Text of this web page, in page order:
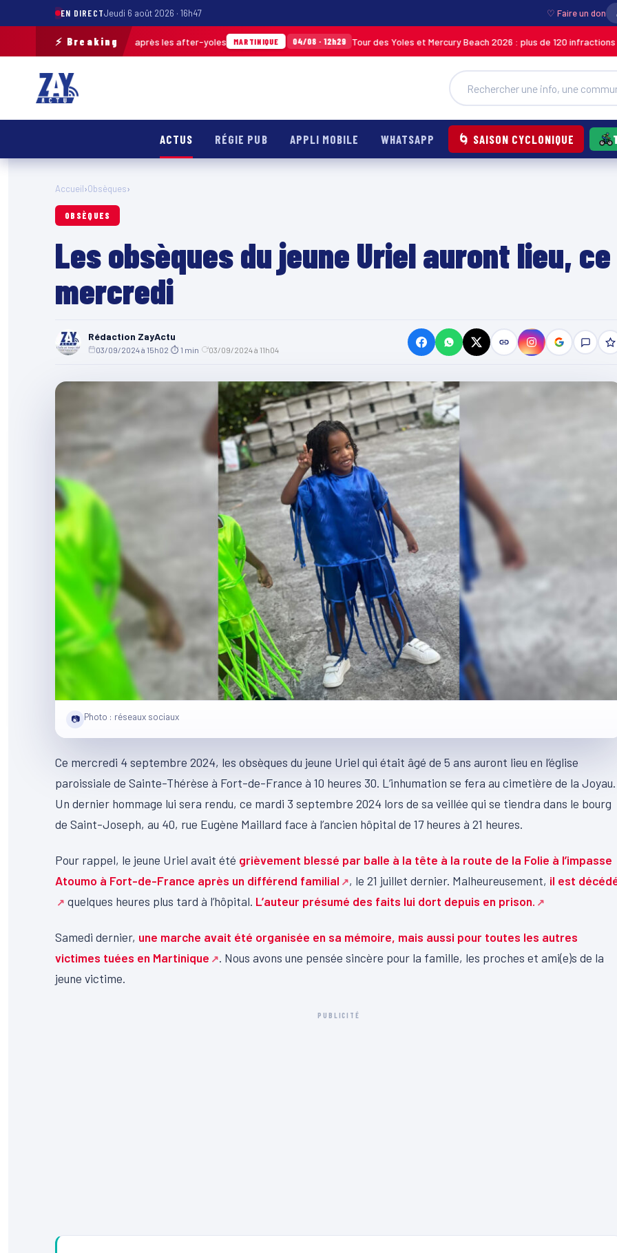
EN DIRECTJeudi 6 août 2026 · 16h47 ♡ Faire un don
⚡ Breaking
déchets ramassés après les after-yoles MARTINIQUE 04/08 · 12h29 Tour des Yoles et Mercury Beach 2026 : plus de 120 infractions relevées
ACTUS RÉGIE PUB APPLI MOBILE WHATSAPP 🌀 SAISON CYCLONIQUE
Accueil›Obsèques›
OBSÈQUES
Les obsèques du jeune Uriel auront lieu, ce
mercredi
Rédaction ZayActu
03/09/2024 à 15h02 ⏱ 1 min 03/09/2024 à 11h04
📷 Photo : réseaux sociaux
Ce mercredi 4 septembre 2024, les obsèques du jeune Uriel qui était âgé de 5 ans auront lieu en l’église
paroissiale de Sainte-Thérèse à Fort-de-France à 10 heures 30. L’inhumation se fera au cimetière de la Joyau.
Un dernier hommage lui sera rendu, ce mardi 3 septembre 2024 lors de sa veillée qui se tiendra dans le bourg
de Saint-Joseph, au 40, rue Eugène Maillard face à l’ancien hôpital de 17 heures à 21 heures.
Pour rappel, le jeune Uriel avait été grièvement blessé par balle à la tête à la route de la Folie à l’impasse
Atoumo à Fort-de-France après un différend familial
, le 21 juillet dernier. Malheureusement, il est
quelques heures plus tard à l’hôpital. L’auteur présumé des faits lui dort depuis en prison.
Samedi dernier, une marche avait été organisée en sa mémoire, mais aussi pour toutes les autres
victimes tuées en Martinique
. Nous avons une pensée sincère pour la famille, les proches et ami(e)s de la
jeune victime.
PUBLICITÉ